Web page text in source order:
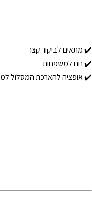
✔️ מתאים לביקור קצר
✔️ נוח למשפחות
✔️ אופציה להארכת המסלול למי